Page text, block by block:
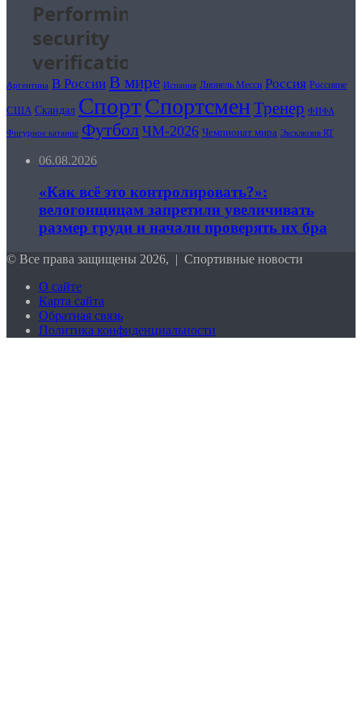
Аргентина В России В мире Испания Лионель Месси Россия Россияне
США Скандал СпортСпортсменТренер ФИФА
Фигурное катание Футбол ЧМ-2026 Чемпионат мира Эксклюзив RT
06.08.2026
«Как всё это контролировать?»:
велогонщицам запретили увеличивать
размер груди и начали проверять их бра
© Все права защищены 2026, | Спортивные новости
О сайте
Карта сайта
Обратная связь
Политика конфиденциальности